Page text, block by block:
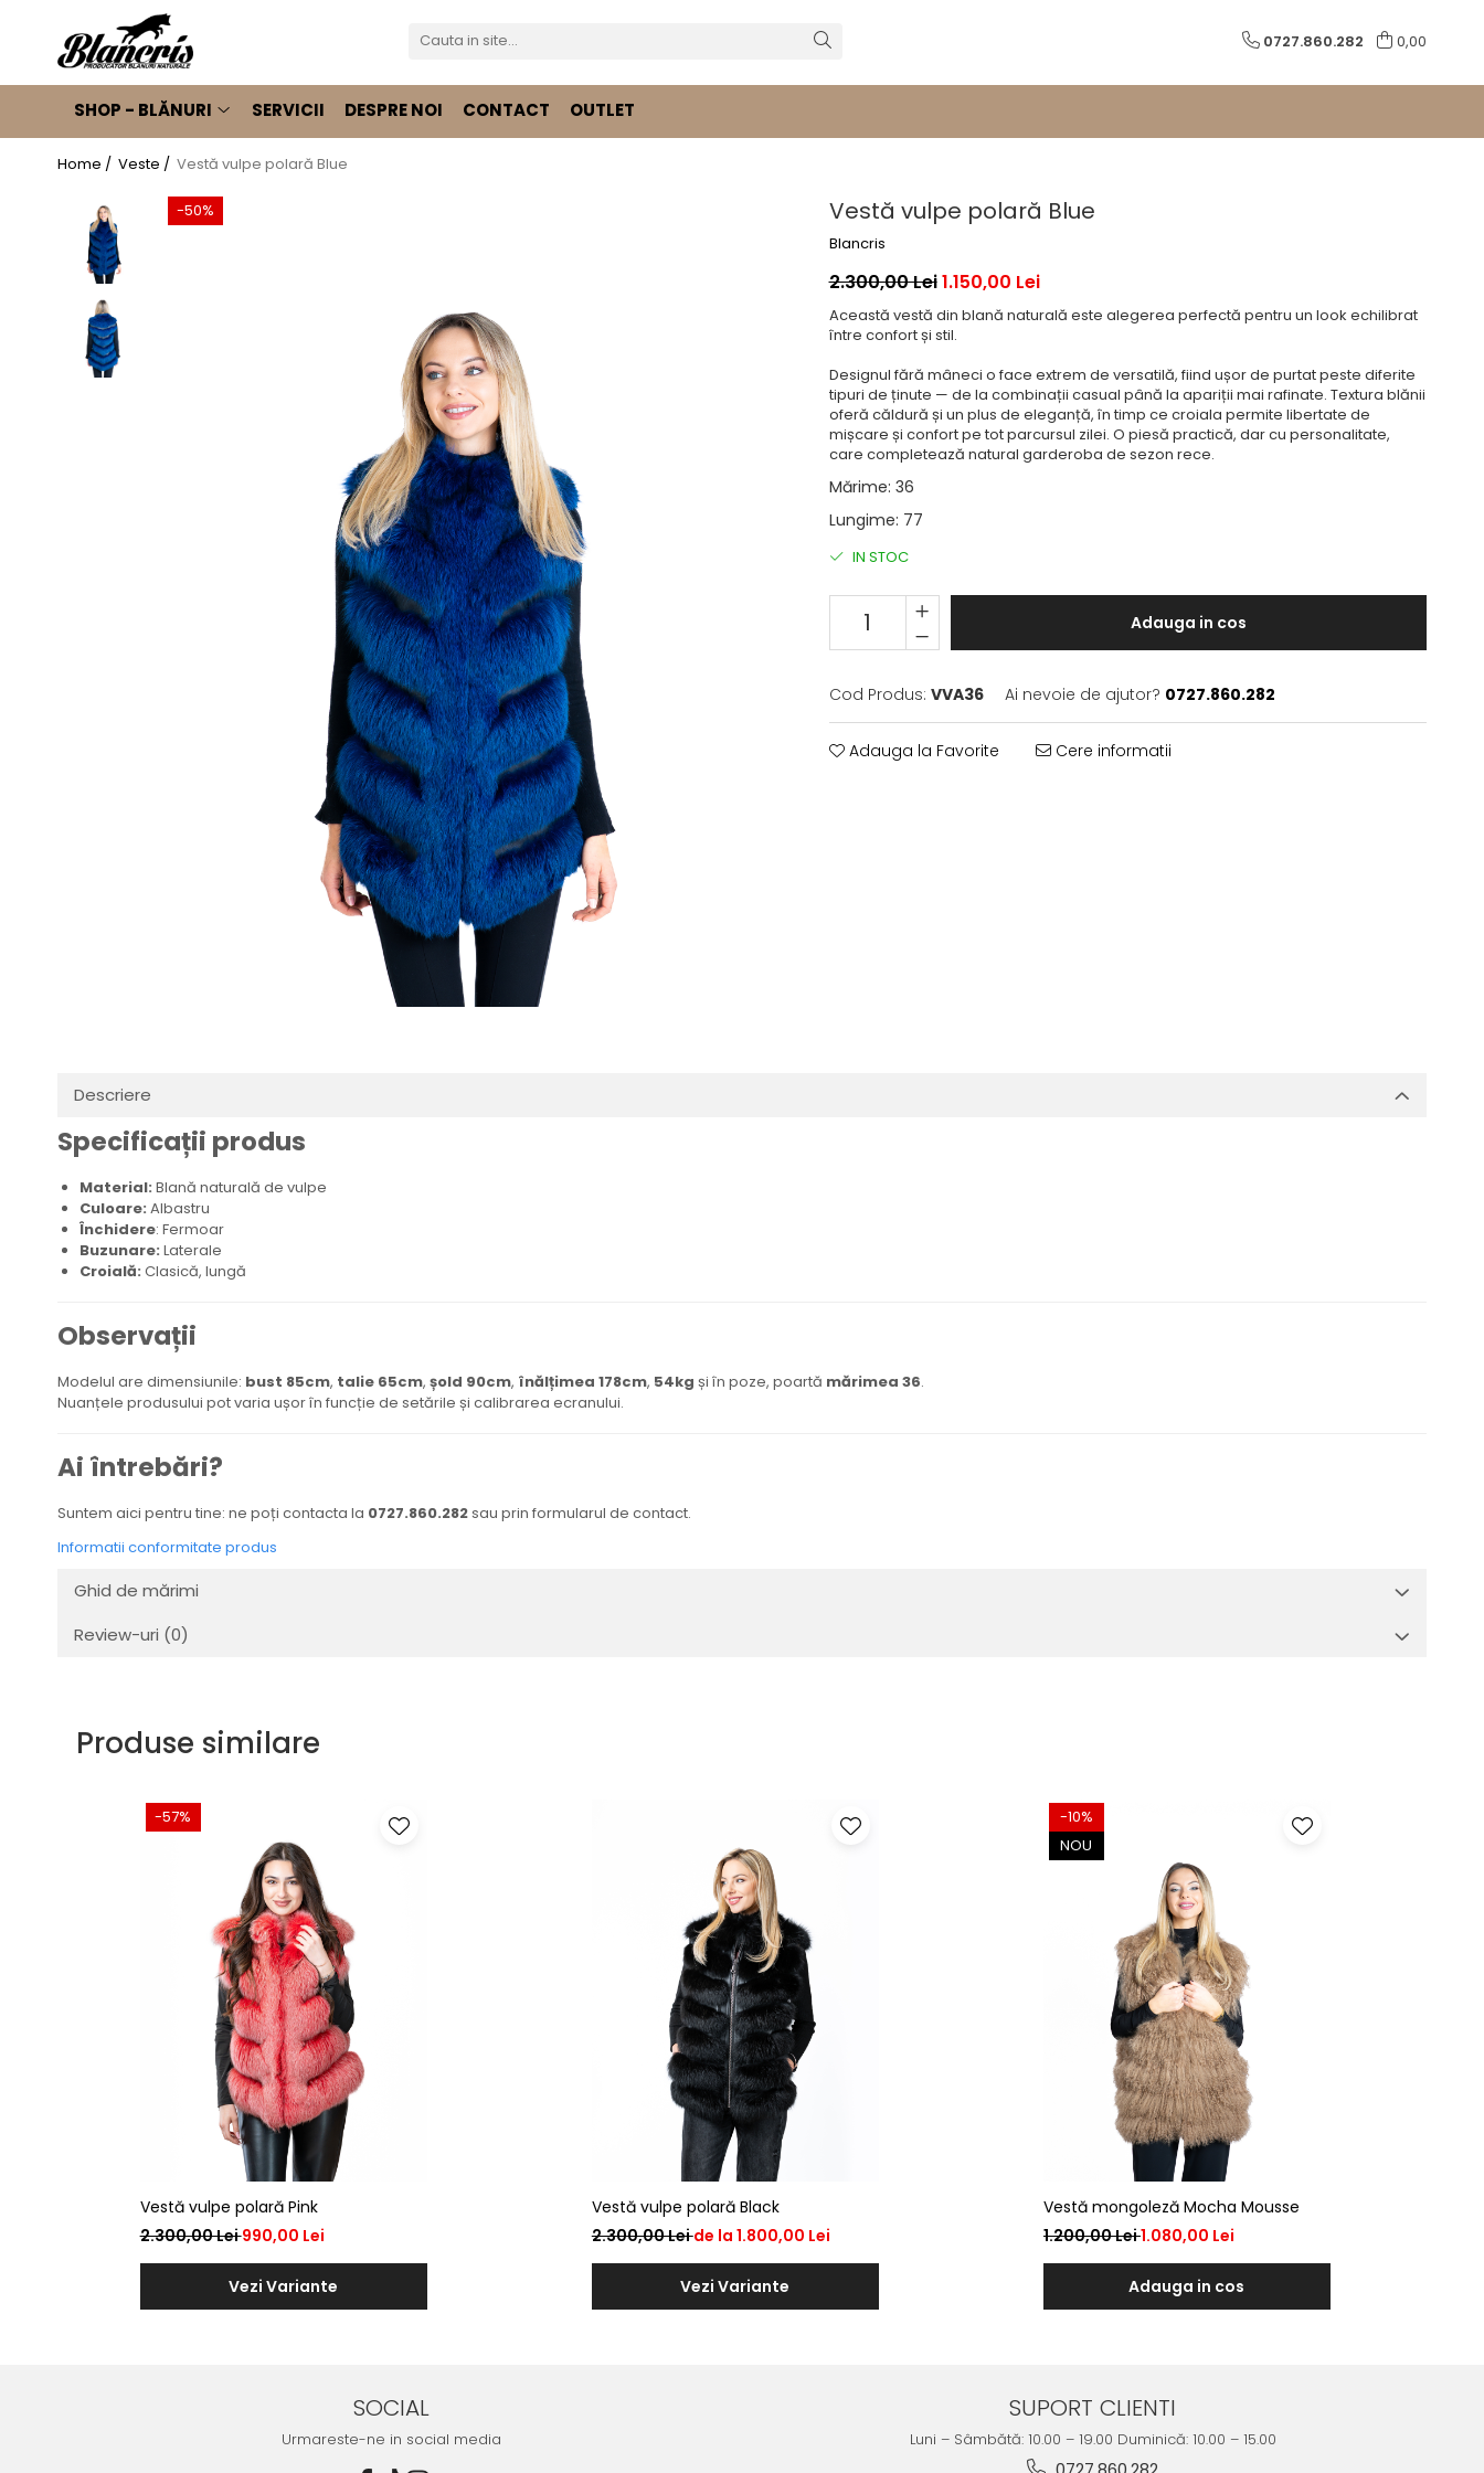
Shop - Blănuri
Haine damă de vulpe
Jachete de vulpe argintie
Haine damă vizon
Jachete de vizon
Jachete de vizon MRR
Haine de nurcă
Pelerine Rex
0727.860.282 0,00
SHOP - BLĂNURI SERVICII DESPRE NOI CONTACT OUTLET
Home / Veste / Vestă vulpe polară Blue
Vestă vulpe polară Blue
Blancris
-50%
2.300,00 Lei1.150,00 Lei
Această vestă din blană naturală este alegerea perfectă pentru un look echilibrat
între confort și stil.
Designul fără mâneci o face extrem de versatilă, fiind ușor de purtat peste diferite
tipuri de ținute — de la combinații casual până la apariții mai rafinate. Textura blănii
oferă căldură și un plus de eleganță, în timp ce croiala permite libertate de
mișcare și confort pe tot parcursul zilei. O piesă practică, dar cu personalitate,
care completează natural garderoba de sezon rece.
Mărime: 36
Lungime: 77
IN STOC
Adauga in cos
Cod Produs: VVA36 Ai nevoie de ajutor? 0727.860.282
Adauga la Favorite Cere informatii
Descriere
Specificații produs
Material: Blană naturală de vulpe
Culoare: Albastru
Închidere: Fermoar
Buzunare: Laterale
Croială: Clasică, lungă
Observații
Modelul are dimensiunile: bust 85cm, talie 65cm, șold 90cm, înălțimea 178cm, 54kg și în poze, poartă mărimea 36.
Nuanțele produsului pot varia ușor în funcție de setările și calibrarea ecranului.
Ai întrebări?
Suntem aici pentru tine: ne poți contacta la 0727.860.282sau prin formularul de contact.
Informatii conformitate produs
Ghid de mărimi
Review-uri (0)
Produse similare
-57%
Vestă vulpe polară Pink
2.300,00 Lei990,00 Lei
Vezi Variante
Vestă vulpe polară Black
2.300,00 Leide la 1.800,00 Lei
Vezi Variante
-10%
NOU
Vestă mongoleză Mocha Mousse
1.200,00 Lei1.080,00 Lei
Adauga in cos
SOCIAL
Urmareste-ne in social media
SUPORT CLIENTI
Luni – Sâmbătă: 10.00 – 19.00 Duminică: 10.00 – 15.00